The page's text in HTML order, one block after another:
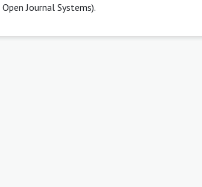
Open Journal Systems).